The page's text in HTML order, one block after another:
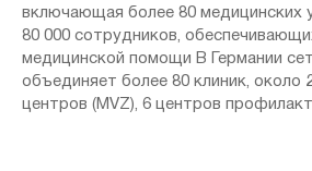
включающая более 80 медицинских
80 000 сотрудников,
медицинской помощи В Германии
объединяет более 80 клиник, около
центров (MVZ), 6 центров